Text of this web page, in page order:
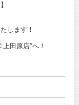
します！
田原店”へ！